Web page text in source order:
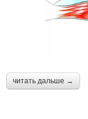
читать дальше →